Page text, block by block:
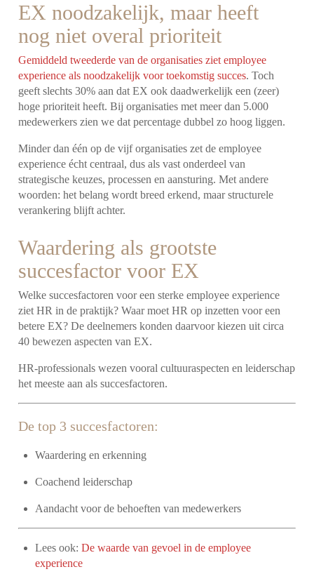
EX noodzakelijk, maar heeft
nog niet overal prioriteit
Gemiddeld tweederde van de organisaties ziet employee
experience als noodzakelijk voor toekomstig succes. Toch
geeft slechts 30% aan dat EX ook daadwerkelijk een (zeer)
hoge prioriteit heeft. Bij organisaties met meer dan 5.000
medewerkers zien we dat percentage dubbel zo hoog liggen.
Minder dan één op de vijf organisaties zet de employee
experience écht centraal, dus als vast onderdeel van
strategische keuzes, processen en aansturing. Met andere
woorden: het belang wordt breed erkend, maar structurele
verankering blijft achter.
Waardering als grootste
succesfactor voor EX
Welke succesfactoren voor een sterke employee experience
ziet HR in de praktijk? Waar moet HR op inzetten voor een
betere EX? De deelnemers konden daarvoor kiezen uit circa
40 bewezen aspecten van EX.
HR-professionals wezen vooral cultuuraspecten en leiderschap
het meeste aan als succesfactoren.
De top 3 succesfactoren:
Waardering en erkenning
Coachend leiderschap
Aandacht voor de behoeften van medewerkers
Lees ook:De waarde van gevoel in de employee
experience